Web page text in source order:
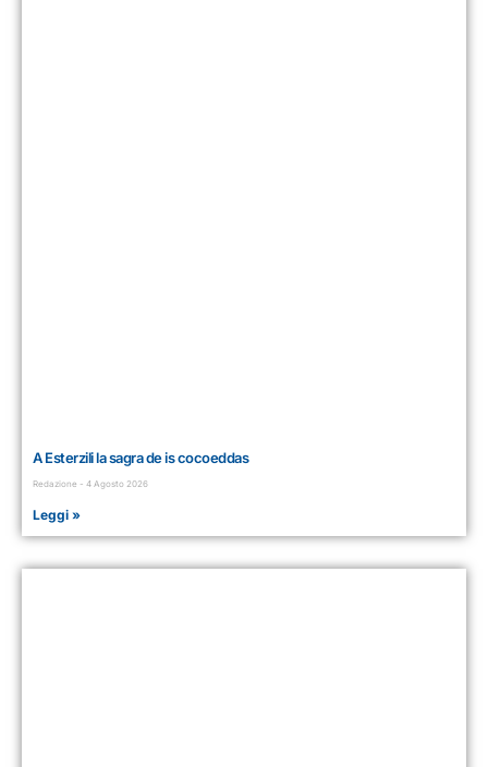
A Esterzili la sagra de is cocoeddas
Redazione 4 Agosto 2026
Leggi »